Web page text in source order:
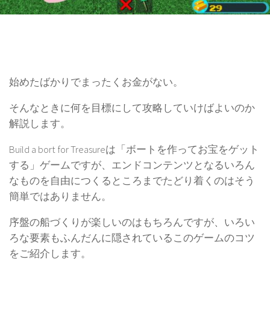
始めたばかりでまったくお金がない。
そんなときに何を目標にして攻略していけばよいのか
解説します。
Build a bort for Treasureは「ボートを作ってお宝をゲット
する」ゲームですが、エンドコンテンツとなるいろん
なものを自由につくるところまでたどり着くのはそう
簡単ではありません。
序盤の船づくりが楽しいのはもちろんですが、いろい
ろな要素もふんだんに隠されているこのゲームのコツ
をご紹介します。